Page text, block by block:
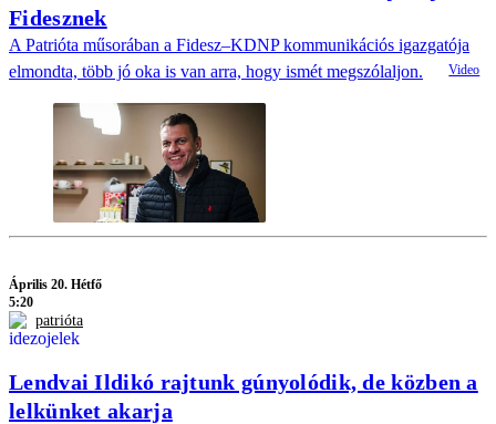
Fidesznek
A Patrióta műsorában a Fidesz–KDNP kommunikációs igazgatója
elmondta, több jó oka is van arra, hogy ismét megszólaljon.
Április 20. Hétfő
5:20
patrióta
Lendvai Ildikó rajtunk gúnyolódik, de közben a
lelkünket akarja